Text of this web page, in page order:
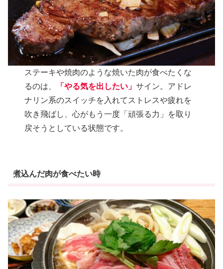
ステーキや焼肉のような焼いた肉が食べたくな
るのは、
「やる気を出したい」サイン。アドレ
ナリン系のスイッチを入れてストレスや疲れを
吹き飛ばし、心がもう一度「頑張る力」を取り
戻そうとしている状態です。
煮込んだ肉が食べたい時